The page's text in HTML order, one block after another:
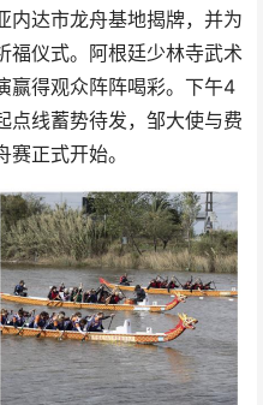
内达市龙舟基地揭牌，并为
福仪式。阿根廷少林寺武术
赢得观众阵阵喝彩。下午4
点线蓄势待发，邹大使与费
正式开始。